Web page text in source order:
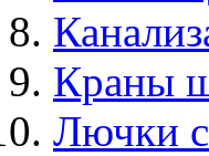
Краны
Лючки